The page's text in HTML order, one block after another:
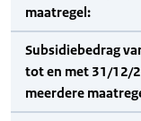
maatregel:
Subsidiebedrag
tot en met 31/12/
meerdere